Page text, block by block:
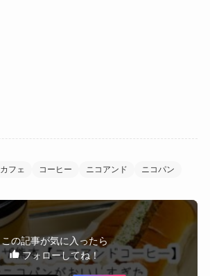
カフェ コーヒー ニコアンド ニコパン
この記事が気に入ったら
フォローしてね！